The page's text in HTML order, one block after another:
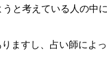
と考えている人の中
ますし、占い師によ